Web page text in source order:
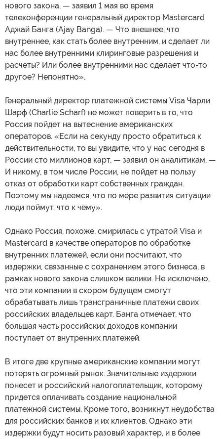
нового закона, — заявил 1 мая во время
телеконференции генеральный директор Mastercard
Аджай Банга (Ajay Banga). — Что внешнее, что
внутреннее, как стать более внутренним, и сделает ли
нас более внутренними клиринговые разрешения и
расчеты? Или более внутренними нас сделает что-то
другое? Непонятно».
Генеральный директор платежной системы Visa Чарли
Шарф (Charlie Scharf) не может поверить в то, что
Россия пойдет на вытеснение американских
операторов. «Если на секунду просто обратиться к
действительности, то вы увидите, что у нас сегодня в
России сто миллионов карт, — заявил он аналитикам. —
И никому, в том числе России, не пойдет на пользу
отказ от обработки карт собственных граждан.
Поэтому мы надеемся, что по мере развития ситуации
люди поймут, что к чему».
Однако Россия, похоже, смирилась с утратой Visa и
Mastercard в качестве операторов по обработке
внутренних платежей, если они посчитают, что
издержки, связанные с сохранением этого бизнеса, в
рамках нового закона слишком велики. Не исключено,
что эти компании в скором будущем смогут
обрабатывать лишь трансграничные платежи своих
российских владельцев карт. Банга отмечает, что
большая часть российских доходов компании
поступает от внутренних платежей.
В итоге две крупные американские компании могут
потерять огромный рынок. Значительные издержки
понесет и российский налогоплательщик, которому
придется оплачивать создание национальной
платежной системы. Кроме того, возникнут неудобства
для российских банков и их клиентов. Однако эти
издержки будут носить разовый характер, и в более